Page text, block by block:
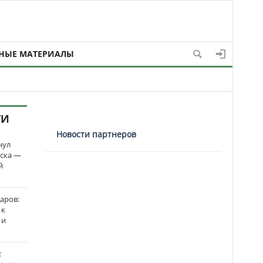
МАТЕРИАЛЫ
—
Новости партнеров